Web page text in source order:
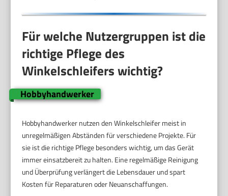
Für welche Nutzergruppen ist die
richtige Pflege des
Winkelschleifers wichtig?
Hobbyhandwerker
Hobbyhandwerker nutzen den Winkelschleifer meist in
unregelmäßigen Abständen für verschiedene Projekte. Für
sie ist die richtige Pflege besonders wichtig, um das Gerät
immer einsatzbereit zu halten. Eine regelmäßige Reinigung
und Überprüfung verlängert die Lebensdauer und spart
Kosten für Reparaturen oder Neuanschaffungen.